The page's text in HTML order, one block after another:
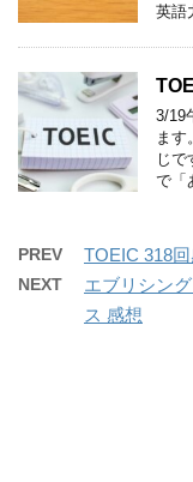
英語
3/19
ま
じ
で「
PREV TOEIC 318
NEXT
エブリシン
ス 感想